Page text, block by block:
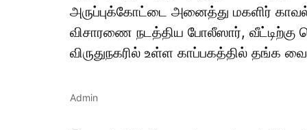
அருப்புக்கோட்டை அனைத்து மகளிர் காவல்
விசாரணை நடத்திய போலீஸார், வீட்டிற்கு
விருதுநகரில் உள்ள காப்பகத்தில் தங்க
Admin